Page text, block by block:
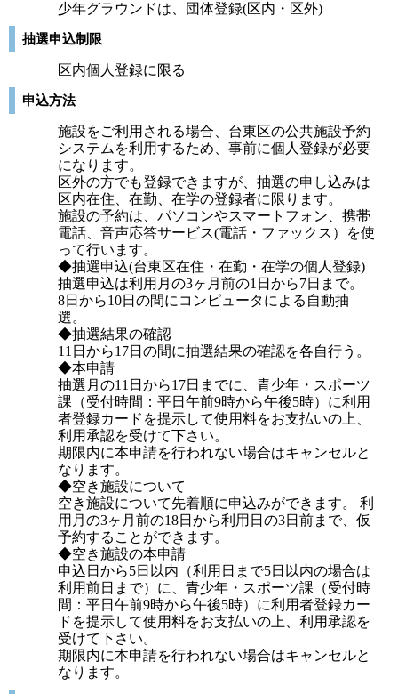
少年グラウンドは、団体登録(区内・区外)
抽選申込制限
区内個人登録に限る
申込方法
施設をご利用される場合、台東区の公共施設予約
システムを利用するため、事前に個人登録が必要
になります。
区外の方でも登録できますが、抽選の申し込みは
区内在住、在勤、在学の登録者に限ります。
施設の予約は、パソコンやスマートフォン、携帯
電話、音声応答サービス(電話・ファックス）を使
って行います。
◆抽選申込(台東区在住・在勤・在学の個人登録)
抽選申込は利用月の3ヶ月前の1日から7日まで。
8日から10日の間にコンピュータによる自動抽
選。
◆抽選結果の確認
11日から17日の間に抽選結果の確認を各自行う。
◆本申請
抽選月の11日から17日までに、青少年・スポーツ
課（受付時間：平日午前9時から午後5時）に利用
者登録カードを提示して使用料をお支払いの上、
利用承認を受けて下さい。
期限内に本申請を行われない場合はキャンセルと
なります。
◆空き施設について
空き施設について先着順に申込みができます。 利
用月の3ヶ月前の18日から利用日の3日前まで、仮
予約することができます。
◆空き施設の本申請
申込日から5日以内（利用日まで5日以内の場合は
利用前日まで）に、青少年・スポーツ課（受付時
間：平日午前9時から午後5時）に利用者登録カー
ドを提示して使用料をお支払いの上、利用承認を
受けて下さい。
期限内に本申請を行われない場合はキャンセルと
なります。